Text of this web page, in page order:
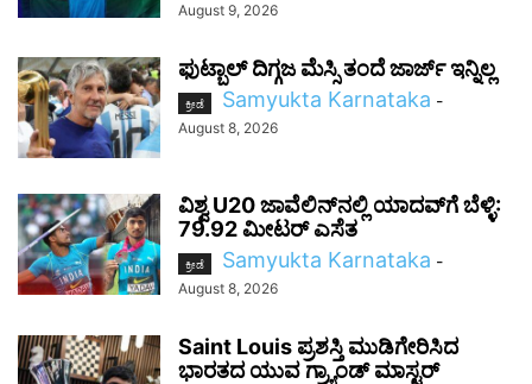
August 9, 2026
ಫುಟ್ಬಾಲ್ ದಿಗ್ಗಜ ಮೆಸ್ಸಿ ತಂದೆ ಜಾರ್ಜ್ ಇನ್ನಿಲ್ಲ
ಕ್ರೀಡೆ Samyukta Karnataka -
August 8, 2026
ವಿಶ್ವ U20 ಜಾವೆಲಿನ್‌ನಲ್ಲಿ ಯಾದವ್‌ಗೆ ಬೆಳ್ಳಿ:
79.92 ಮೀಟರ್ ಎಸೆತ
ಕ್ರೀಡೆ Samyukta Karnataka -
August 8, 2026
Saint Louis ಪ್ರಶಸ್ತಿ ಮುಡಿಗೇರಿಸಿದ
ಭಾರತದ ಯುವ ಗ್ರ್ಯಾಂಡ್ ಮಾಸ್ಟರ್